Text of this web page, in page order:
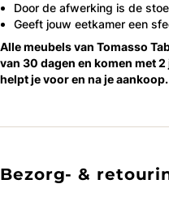
Door de afwerking is de
Geeft jouw eetkamer een
Alle meubels van Tomasso
van 30 dagen en komen met
helpt je voor en na je
Bezorg- &